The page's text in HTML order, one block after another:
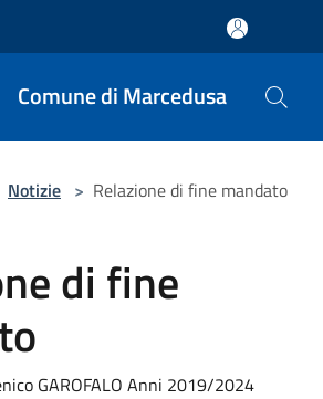
Comune di Marcedusa
Notizie > Relazione di fine mandato
di fine
GAROFALO Anni 2019/2024